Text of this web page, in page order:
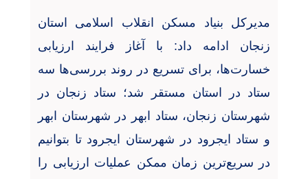
مدیرکل بنیاد مسکن انقلاب اسلامی استان
زنجان ادامه داد: با آغاز فرایند ارزیابی
خسارت‌ها، برای تسریع در روند بررسی‌ها سه
ستاد در استان مستقر شد؛ ستاد زنجان در
شهرستان زنجان، ستاد ابهر در شهرستان ابهر
و ستاد ایجرود در شهرستان ایجرود تا بتوانیم
در سریع‌ترین زمان ممکن عملیات ارزیابی را